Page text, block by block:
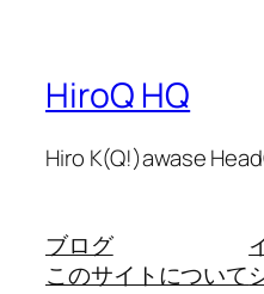
HiroQ HQ
Hiro K(Q!)awase
ブログ
このサイトについて